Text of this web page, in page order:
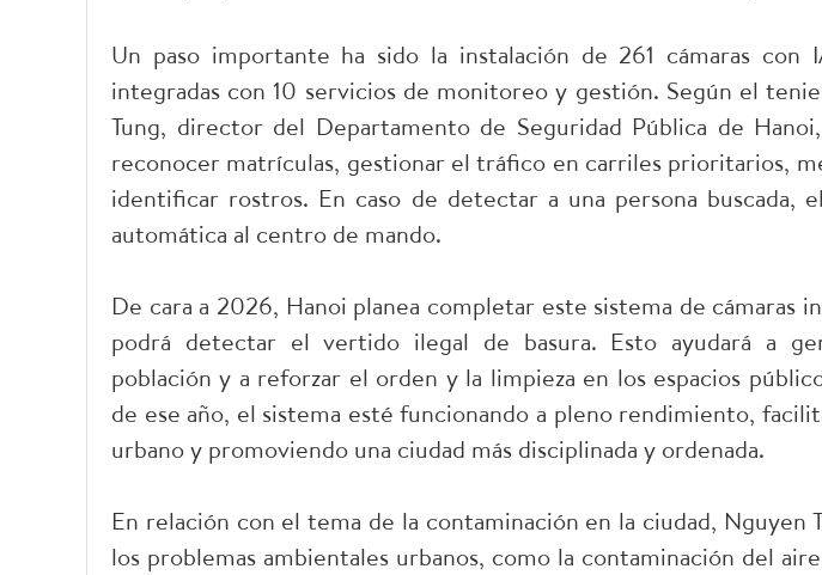
Un paso importante ha sido la instalación de 261 cámaras con
integradas con 10 servicios de monitoreo y gestión. Según el
Tung, director del Departamento de Seguridad Pública de
reconocer matrículas, gestionar el tráfico en carriles prioritarios,
identificar rostros. En caso de detectar a una persona buscada,
automática al centro de mando.
De cara a 2026, Hanoi planea completar este sistema de cámaras
podrá detectar el vertido ilegal de basura. Esto ayudará a
población y a reforzar el orden y la limpieza en los espacios
de ese año, el sistema esté funcionando a pleno rendimiento,
urbano y promoviendo una ciudad más disciplinada y ordenada.
En relación con el tema de la contaminación en la ciudad, Nguyen
los problemas ambientales urbanos, como la contaminación del